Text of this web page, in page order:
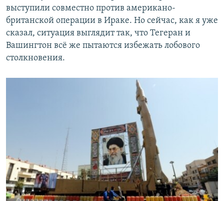
выступили совместно против американо-
британской операции в Ираке. Но сейчас, как я уже
сказал, ситуация выглядит так, что Тегеран и
Вашингтон всё же пытаются избежать лобового
столкновения.